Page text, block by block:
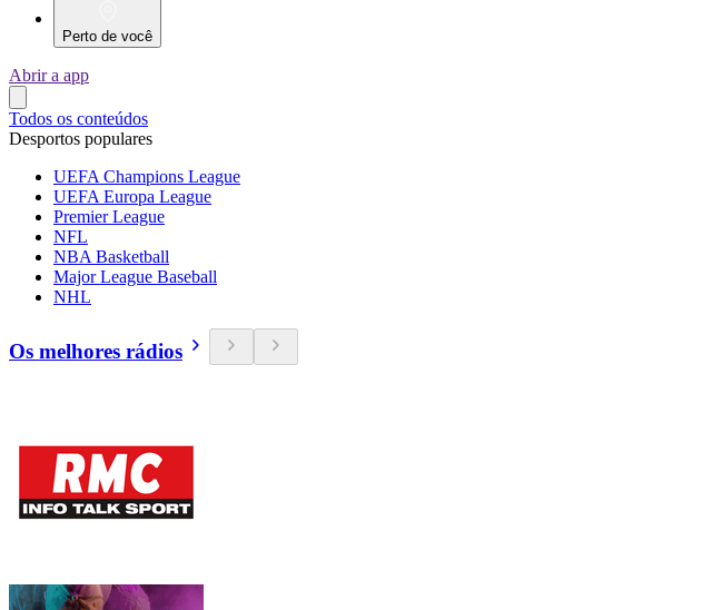
Perto de você
Abrir a app
Todos os conteúdos
Desportos populares
UEFA Champions League
UEFA Europa League
Premier League
NFL
NBA Basketball
Major League Baseball
NHL
Os melhores rádios